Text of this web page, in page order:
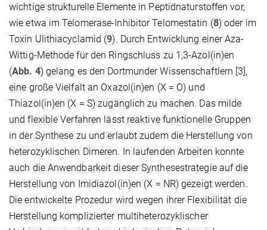
wichtige strukturelle Elemente in Peptidnaturstoffen vor,
wie etwa im Telomerase-Inhibitor Telomestatin (8) oder im
Toxin Ulithiacyclamid (9). Durch Entwicklung einer Aza-
Wittig-Methode für den Ringschluss zu 1,3-Azol(in)en
(Abb. 4) gelang es den Dortmunder Wissenschaftlern [3],
eine große Vielfalt an Oxazol(in)en (X = O) und
Thiazol(in)en (X = S) zugänglich zu machen. Das milde
und flexible Verfahren lässt reaktive funktionelle Gruppen
in der Synthese zu und erlaubt zudem die Herstellung von
heterozyklischen Dimeren. In laufenden Arbeiten konnte
auch die Anwendbarkeit dieser Synthesestrategie auf die
Herstellung von Imidiazol(in)en (X = NR) gezeigt werden.
Die entwickelte Prozedur wird wegen ihrer Flexibilität die
Herstellung komplizierter multiheterozyklischer